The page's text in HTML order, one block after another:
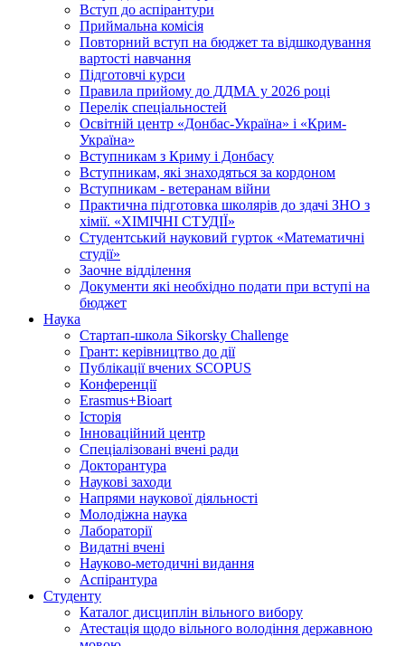
Вступ до аспірантури
Приймальна комісія
Повторний вступ на бюджет та відшкодування
вартості навчання
Підготовчі курси
Правила прийому до ДДМА у 2026 році
Перелік спеціальностей
Освітній центр «Донбас-Україна» і «Крим-
Україна»
Вступникам з Криму і Донбасу
Вступникам, які знаходяться за кордоном
Вступникам - ветеранам війни
Практична підготовка школярів до здачі ЗНО з
хімії. «ХІМІЧНІ СТУДІЇ»
Студентський науковий гурток «Математичні
студії»
Заочне відділення
Документи які необхідно подати при вступі на
бюджет
Наука
Стартап-школа Sikorsky Challenge
Грант: керівництво до дії
Публікації вчених SCOPUS
Конференції
Erasmus+Bioart
Історія
Інноваційний центр
Спеціалізовані вчені ради
Докторантура
Наукові заходи
Напрями наукової діяльності
Молодіжна наука
Лабораторії
Видатні вчені
Науково-методичні видання
Аспірантура
Студенту
Каталог дисциплін вільного вибору
Атестація щодо вільного володіння державною